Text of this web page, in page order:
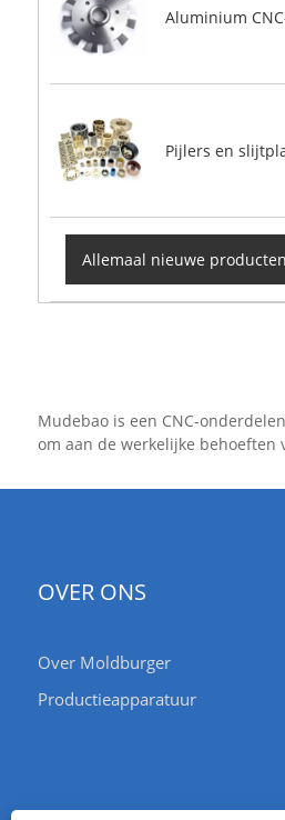
Aluminium
Pijlers en
Allemaal nieuwe producten
Mudebao is een CNC-
om aan de werkelijke behoeften
OVER ONS
Over Moldburger
Productieapparatuur